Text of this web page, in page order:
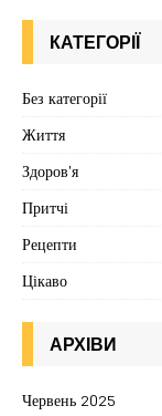
КАТЕГОРІЇ
Без категорії
Життя
Здоров'я
Притчі
Рецепти
Цікаво
АРХІВИ
Червень 2025